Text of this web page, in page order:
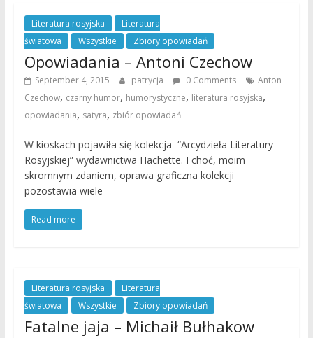
Literatura rosyjska
Literatura
światowa
Wszystkie Zbiory opowiadań
Opowiadania – Antoni Czechow
September 4, 2015 patrycja 0 Comments
Anton
Czechow, czarny humor, humorystyczne, literatura rosyjska,
opowiadania, satyra, zbiór opowiadań
W kioskach pojawiła się kolekcja “Arcydzieła Literatury
Rosyjskiej” wydawnictwa Hachette. I choć, moim
skromnym zdaniem, oprawa graficzna kolekcji
pozostawia wiele
Read more
Literatura rosyjska
Literatura
światowa
Wszystkie Zbiory opowiadań
Fatalne jaja – Michaił Bułhakow